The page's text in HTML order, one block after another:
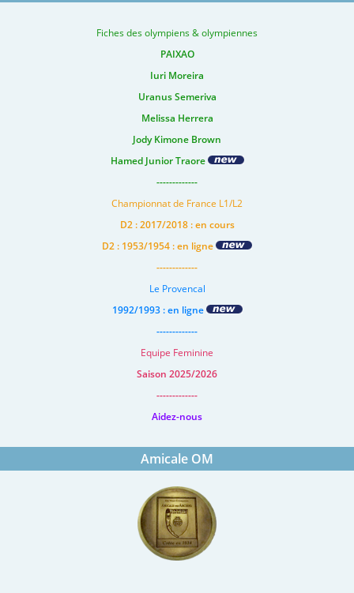
Fiches des olympiens & olympiennes
PAIXAO
Iuri Moreira
Uranus Semeriva
Melissa Herrera
Jody Kimone Brown
Hamed Junior Traore
-------------
Championnat de France L1/L2
D2 : 2017/2018 : en cours
D2 : 1953/1954 : en ligne
-------------
Le Provencal
1992/1993 : en ligne
-------------
Equipe Feminine
Saison 2025/2026
-------------
Aidez-nous
Amicale OM